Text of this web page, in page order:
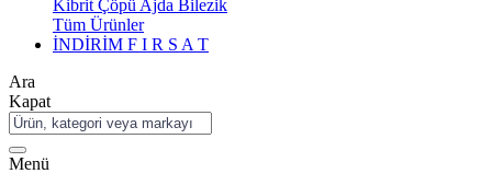
Kibrit Çöpü Ajda Bilezik
Tüm Ürünler
İNDİRİM F I R S A T
Ara
Kapat
Menü